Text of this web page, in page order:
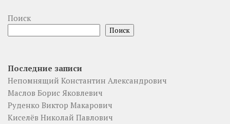
Поиск
Поиск
Последние записи
Непомнящий Константин Александрович
Маслов Борис Яковлевич
Руденко Виктор Макарович
Киселёв Николай Павлович